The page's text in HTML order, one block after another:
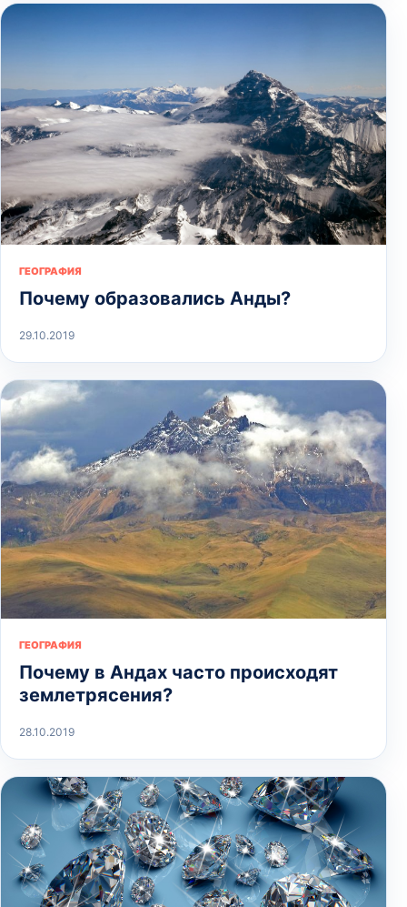
ГЕОГРАФИЯ
Почему образовались Анды?
29.10.2019
ГЕОГРАФИЯ
Почему в Андах часто происходят
землетрясения?
28.10.2019